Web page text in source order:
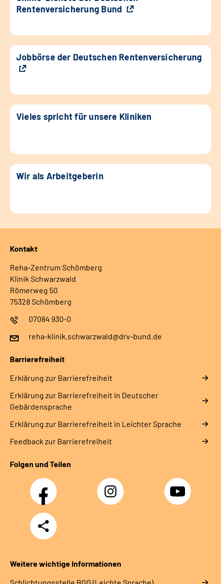
Rentenversicherung Bund
Jobbörse der Deutschen Rentenversicherung
Vieles spricht für unsere Kliniken
Wir als Arbeitgeberin
Kontakt
Reha-Zentrum Schömberg
Klinik Schwarzwald
Römerweg 50
75328 Schömberg
07084 930-0
reha-klinik.schwarzwald@drv-bund.de
Barrierefreiheit
Erklärung zur Barrierefreiheit
Erklärung zur Barrierefreiheit in Deutscher
Gebärdensprache
Erklärung zur Barrierefreiheit in Leichter Sprache
Feedback zur Barrierefreiheit
Folgen und Teilen
Facebook Instagram YouTube
Teilen
Weitere wichtige Informationen